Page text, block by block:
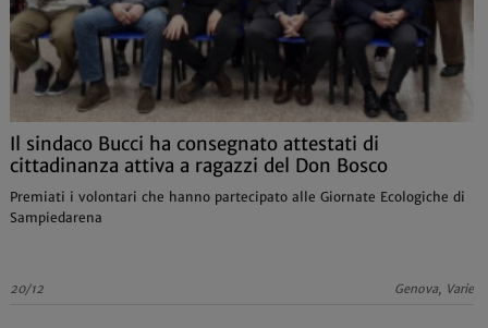
Il sindaco Bucci ha consegnato attestati di
cittadinanza attiva a ragazzi del Don Bosco
Premiati i volontari che hanno partecipato alle Giornate Ecologiche di
Sampiedarena
20/12 Genova, Varie